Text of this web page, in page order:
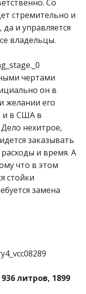
Со
стремительно и
и управляется
владельцы.
чертами
он в
желании его
и в США в
нехитрое,
заказывать
и время. А
что в этом
стойки
замена
литров, 1899